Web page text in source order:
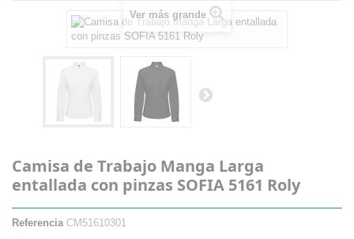
Ver más grande
Camisa de Trabajo Manga Larga
entallada con pinzas SOFIA 5161 Roly
Referencia CM51610301